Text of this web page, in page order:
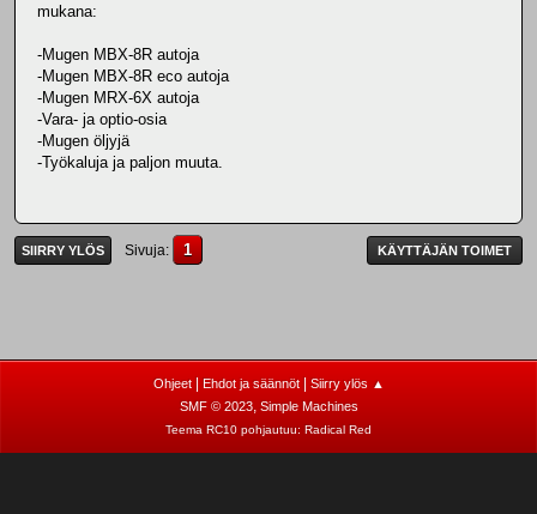
mukana:
-Mugen MBX-8R autoja
-Mugen MBX-8R eco autoja
-Mugen MRX-6X autoja
-Vara- ja optio-osia
-Mugen öljyjä
-Työkaluja ja paljon muuta.
SIIRRY YLÖS Sivuja 1 KÄYTTÄJÄN TOIMET
Ohjeet| Ehdot ja säännöt|
Siirry ylös ▲
SMF © 2023, Simple Machines
Teema RC10 pohjautuu: Radical Red